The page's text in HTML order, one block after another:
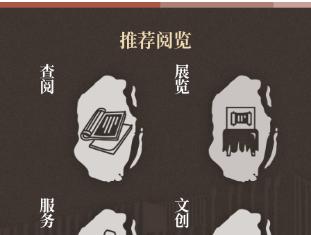
推荐阅览
查阅 展览
服务 文创